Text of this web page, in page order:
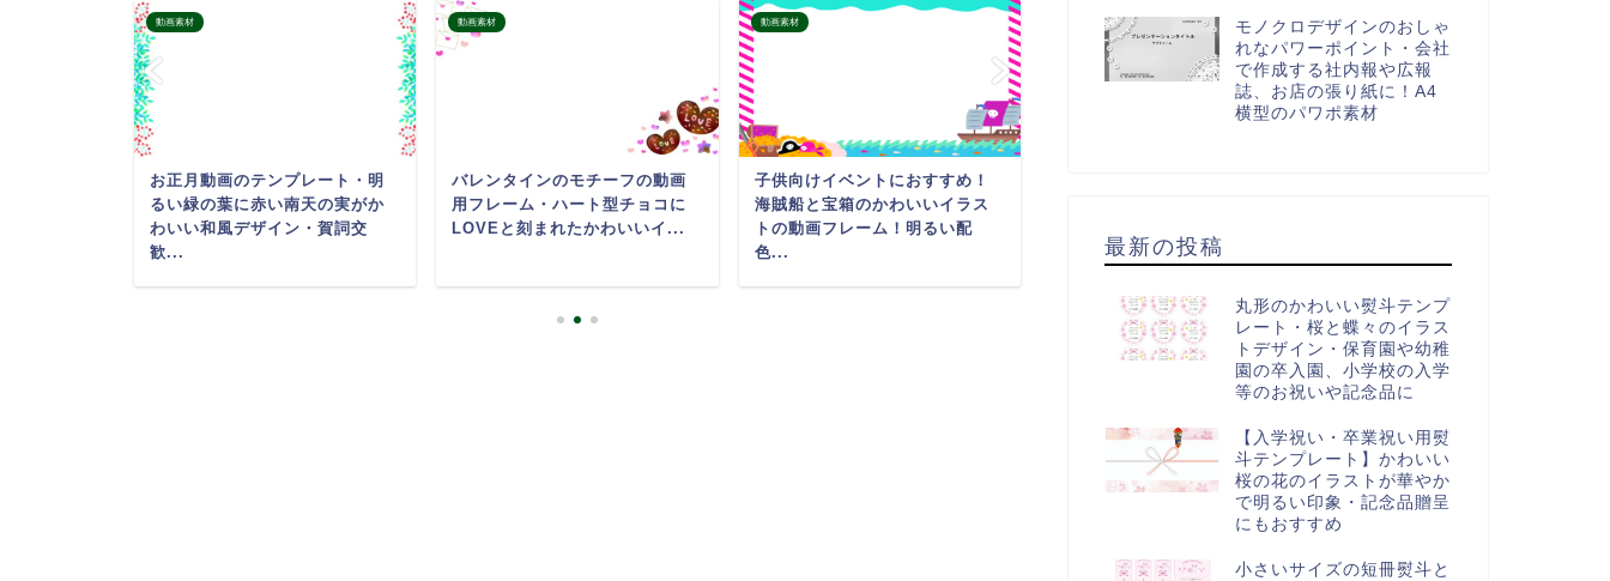
動画素材
お正月動画のテンプレート・明
るい緑の葉に赤い南天の実がか
わいい和風デザイン・賀詞交
歓...
動画素材
バレンタインのモチーフの動画
用フレーム・ハート型チョコに
LOVEと刻まれたかわいいイ...
動画素材
子供向けイベントにおすすめ！
海賊船と宝箱のかわいいイラス
トの動画フレーム！明るい配
色...
動画素材
モノクロデザインのおしゃ
れなパワーポイント・会社
で作成する社内報や広報
誌、お店の張り紙に！A4
横型のパワポ素材
最新の投稿
丸形のかわいい熨斗テンプ
レート・桜と蝶々のイラス
トデザイン・保育園や幼稚
園の卒入園、小学校の入学
等のお祝いや記念品に
【入学祝い・卒業祝い用熨
斗テンプレート】かわいい
桜の花のイラストが華やか
で明るい印象・記念品贈呈
にもおすすめ
小さいサイズの短冊熨斗と